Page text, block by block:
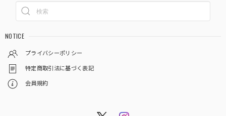
NOTICE
プライバシーポリシー
特定商取引法に基づく表記
会員規約